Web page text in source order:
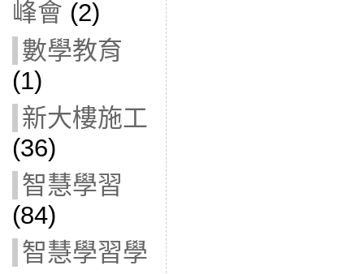
峰會 (2)
數學教育
(1)
新大樓施工
(36)
智慧學習
(84)
智慧學習學